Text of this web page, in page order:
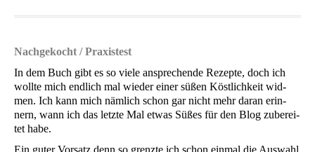
Nach­ge­kocht / Praxistest
In dem Buch gibt es so vie­le anspre­chen­de Rezep­te, doch ich
woll­te mich end­lich mal wie­der einer süßen Köst­lich­keit wid­
men. Ich kann mich näm­lich schon gar nicht mehr dar­an erin­
nern, wann ich das letz­te Mal etwas Süßes für den Blog zube­rei­
tet habe.